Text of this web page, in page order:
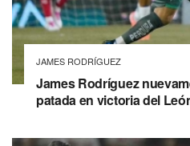
JAMES RODRÍGUEZ
James Rodríguez
patada en victoria del